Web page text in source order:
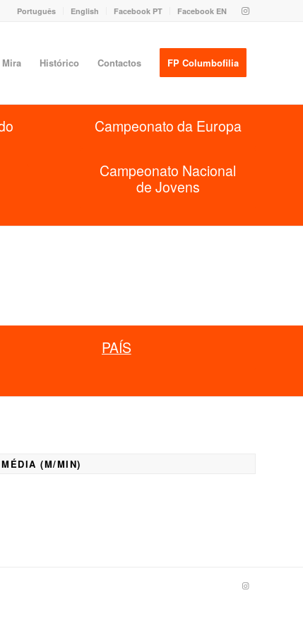
Português English Facebook PT Facebook EN
Histórico Contactos FP Columbofilia
Campeonato da Europa
Campeonato Nacional
de Jovens
PAÍS
MÉDIA (M/MIN)